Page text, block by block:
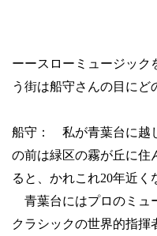
ーースローミュージック
う街は船守さんの目にど
船守： 私が青葉台に越
の前は緑区の霧が丘に住
ると、かれこれ20年近く
青葉台にはプロのミュ
クラシックの世界的指揮